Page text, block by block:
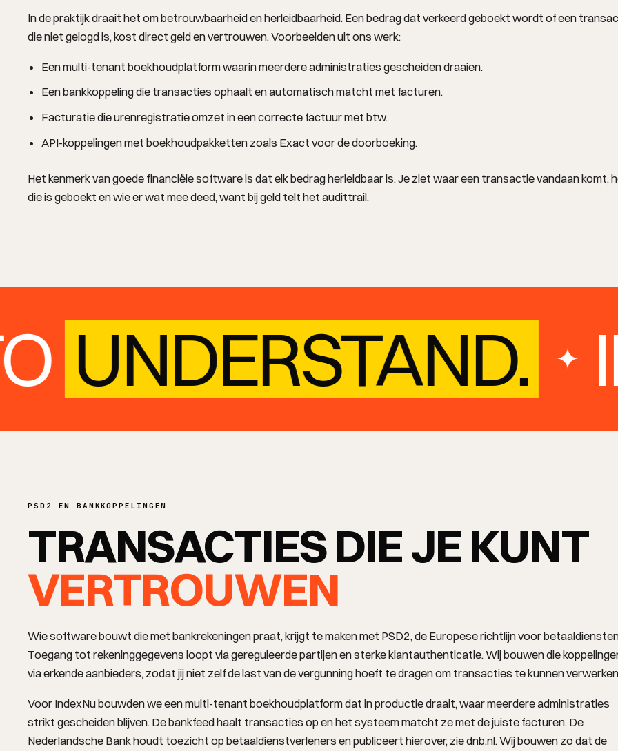
OPLOSSINGEN
BRANCHES
REGIO
In de praktijk draait het om betrouwbaarheid en herleidbaarheid. Een bedrag dat verkeerd geboekt wordt of een
die niet gelogd is, kost direct geld en vertrouwen. Voorbeelden uit ons werk:
Een multi-tenant boekhoudplatform waarin meerdere administraties gescheiden draaien.
Een bankkoppeling die transacties ophaalt en automatisch matcht met facturen.
Facturatie die urenregistratie omzet in een correcte factuur met btw.
API-koppelingen met boekhoudpakketten zoals Exact voor de doorboeking.
Het kenmerk van goede financiële software is dat elk bedrag herleidbaar is. Je ziet waar een transactie vandaan komt,
die is geboekt en wie er wat mee deed, want bij geld telt het audittrail.
UNDERSTAND. ✦
PSD2 EN BANKKOPPELINGEN
TRANSACTIES DIE JE KUNT
VERTROUWEN
Wie software bouwt die met bankrekeningen praat, krijgt te maken met PSD2, de Europese richtlijn voor
Toegang tot rekeninggegevens loopt via gereguleerde partijen en sterke klantauthenticatie. Wij bouwen die
via erkende aanbieders, zodat jij niet zelf de last van de vergunning hoeft te dragen om transacties te kunnen
Voor IndexNubouwden we een multi-tenant boekhoudplatform dat in productie draait, waar meerdere administraties
strikt gescheiden blijven. De bankfeed haalt transacties op en het systeem matcht ze met de juiste facturen. De
Nederlandsche Bank houdt toezicht op betaaldienstverleners en publiceert hierover, ziednb.nl. Wij bouwen zo dat de